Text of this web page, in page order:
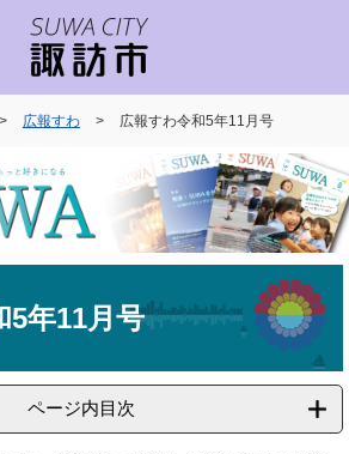
> 広報すわ > 広報すわ令和5年11月号
5年11月号
ページ内目次